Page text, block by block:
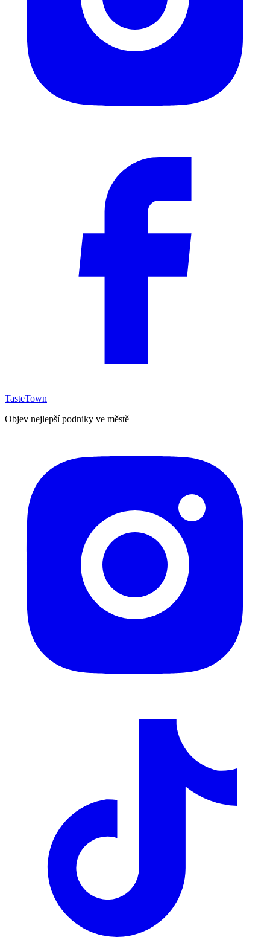
TasteTown
Objev nejlepší podniky ve městě